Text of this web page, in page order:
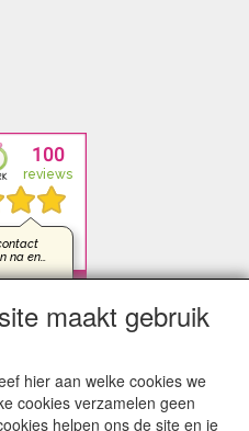
maakt gebruik
hier aan welke cookies we
cookies verzamelen geen
helpen ons de site en je